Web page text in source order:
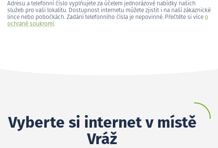
Adresu a telefonní číslo vyplňujete za účelem jednorázové nabídky našich
služeb pro vaši lokalitu. Dostupnost internetu můžete zjistit i na naší zákaznické
lince nebo pobočkách. Zadání telefonního čísla je nepovinné. Přečtěte si více o
ochraně soukromí.
Vyberte si internet v místě
Vráž